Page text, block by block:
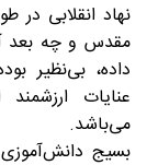
نهاد انقلابی در
مقدس و چه بعد
داده، بی‌نظیر
عنایات
می‌باشد.
بسیج